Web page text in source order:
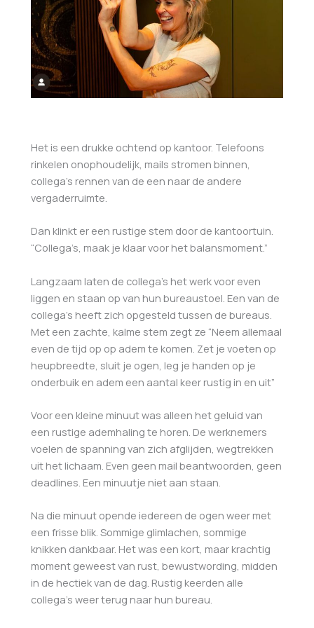
Het is een drukke ochtend op kantoor. Telefoons
rinkelen onophoudelijk, mails stromen binnen,
collega’s rennen van de een naar de andere
vergaderruimte.
Dan klinkt er een rustige stem door de kantoortuin.
“Collega’s, maak je klaar voor het balansmoment.”
Langzaam laten de collega’s het werk voor even
liggen en staan op van hun bureaustoel. Een van de
collega’s heeft zich opgesteld tussen de bureaus.
Met een zachte, kalme stem zegt ze “Neem allemaal
even de tijd op op adem te komen. Zet je voeten op
heupbreedte, sluit je ogen, leg je handen op je
onderbuik en adem een aantal keer rustig in en uit”
Voor een kleine minuut was alleen het geluid van
een rustige ademhaling te horen. De werknemers
voelen de spanning van zich afglijden, wegtrekken
uit het lichaam. Even geen mail beantwoorden, geen
deadlines. Een minuutje niet aan staan.
Na die minuut opende iedereen de ogen weer met
een frisse blik. Sommige glimlachen, sommige
knikken dankbaar. Het was een kort, maar krachtig
moment geweest van rust, bewustwording, midden
in de hectiek van de dag. Rustig keerden alle
collega’s weer terug naar hun bureau.